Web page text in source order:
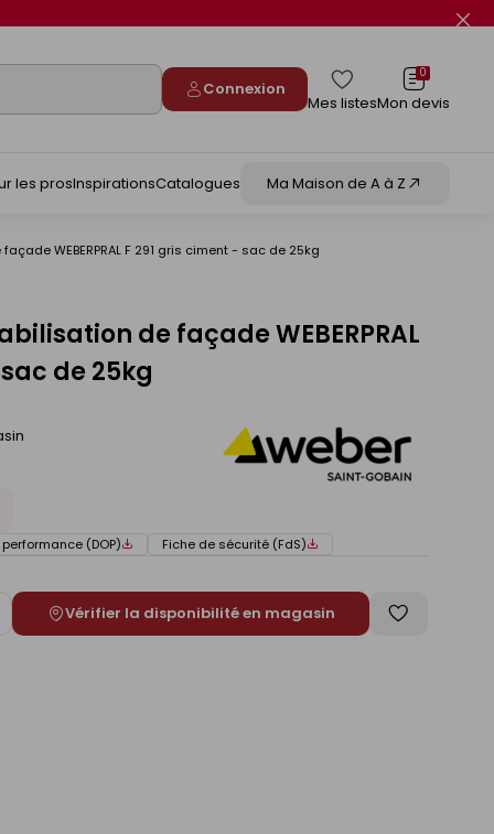
Connexion
Mes listes
0
Mon devis
les prosInspirationsCatalogues Ma Maison de A à Z
WEBERPRAL F 291 gris ciment - sac de 25kg
de façade WEBERPRAL
de 25kg
(DOP) Fiche de sécurité (FdS)
Vérifier la disponibilité en magasin
Enregistrer